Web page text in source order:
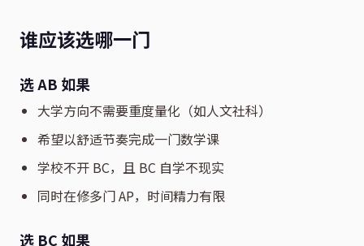
谁应该选哪一门
选 AB 如果
大学方向不需要重度量化（如人文社科）
希望以舒适节奏完成一门数学课
学校不开 BC，且 BC 自学不现实
同时在修多门 AP，时间精力有限
选 BC 如果